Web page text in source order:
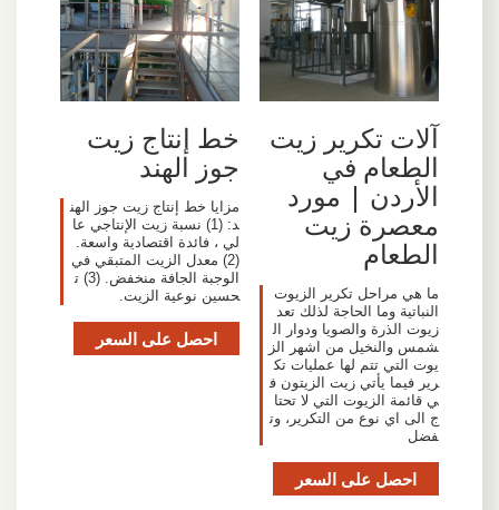
آلات تكرير زيت
الطعام في
الأردن | مورد
معصرة زيت
الطعام
ما هي مراحل تكرير الزيوت
النباتية وما الحاجة لذلك تعد
زيوت الذرة والصويا ودوار ال
شمس والنخيل من اشهر الز
يوت التي تتم لها عمليات تك
رير فيما يأتي زيت الزيتون ف
ي قائمة الزيوت التي لا تحتا
ج الى اي نوع من التكرير، وت
فضل
احصل على السعر
خط إنتاج زيت
جوز الهند
مزايا خط إنتاج زيت جوز الهن
د: (1) نسبة زيت الإنتاجي عا
لي ، فائدة اقتصادية واسعة.
(2) معدل الزيت المتبقي في
الوجبة الجافة منخفض. (3) ت
حسين نوعية الزيت.
احصل على السعر